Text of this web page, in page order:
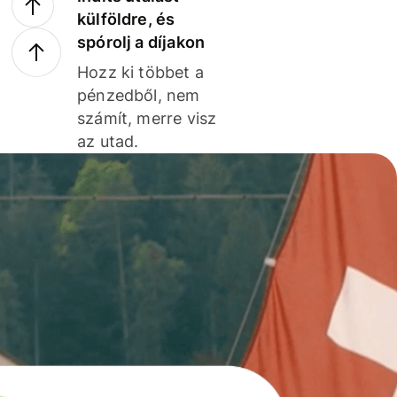
külföldre, és
spórolj a díjakon
Hozz ki többet a
pénzedből, nem
számít, merre visz
az utad.